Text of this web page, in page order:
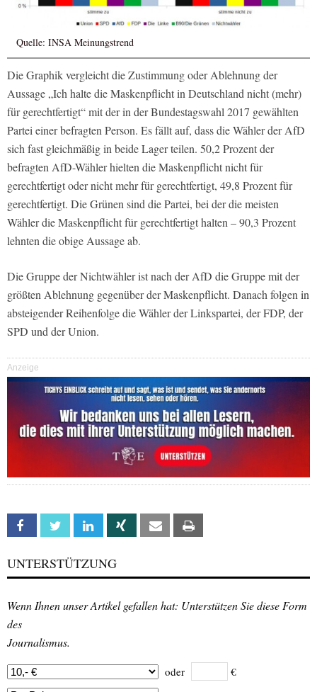
Quelle: INSA Meinungstrend
Die Graphik vergleicht die Zustimmung oder Ablehnung der
Aussage „Ich halte die Maskenpflicht in Deutschland nicht (mehr)
für gerechtfertigt“ mit der in der Bundestagswahl 2017 gewählten
Partei einer befragten Person. Es fällt auf, dass die Wähler der AfD
sich fast gleichmäßig in beide Lager teilen. 50,2 Prozent der
befragten AfD-Wähler hielten die Maskenpflicht nicht für
gerechtfertigt oder nicht mehr für gerechtfertigt, 49,8 Prozent für
gerechtfertigt. Die Grünen sind die Partei, bei der die meisten
Wähler die Maskenpflicht für gerechtfertigt halten – 90,3 Prozent
lehnten die obige Aussage ab.
Die Gruppe der Nichtwähler ist nach der AfD die Gruppe mit der
größten Ablehnung gegenüber der Maskenpflicht. Danach folgen in
absteigender Reihenfolge die Wähler der Linkspartei, der FDP, der
SPD und der Union.
Anzeige
Facebook Twitter Linkedin Xing Email
UNTERSTÜTZUNG
Wenn Ihnen unser Artikel gefallen hat: Unterstützen Sie diese Form
des
Journalismus.
oder €